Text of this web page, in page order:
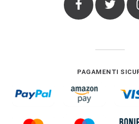
Facebook
PAGAMENTI